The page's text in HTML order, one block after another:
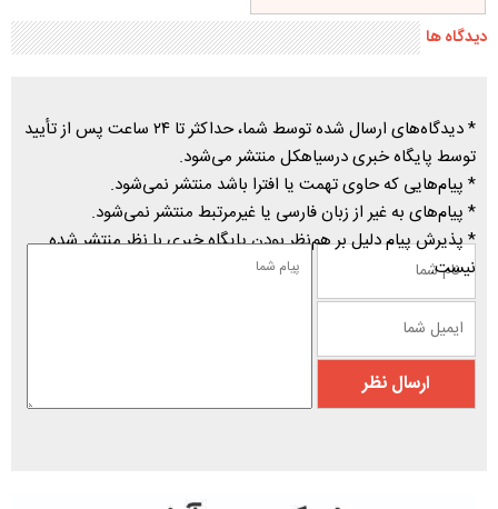
دیدگاه ها
* دیدگاه‌های ارسال شده توسط شما، حداکثر تا ۲۴ ساعت پس از تأیید
توسط پایگاه خبری درسیاهکل منتشر می‌شود.
* پیام‌هایی که حاوی تهمت یا افترا باشد منتشر نمی‌شود.
* پیام‌های به غیر از زبان فارسی یا غیرمرتبط منتشر نمی‌شود.
* پذیرش پیام دلیل بر هم‌نظر بودن پایگاه خبری با نظر منتشر شده
نیست.